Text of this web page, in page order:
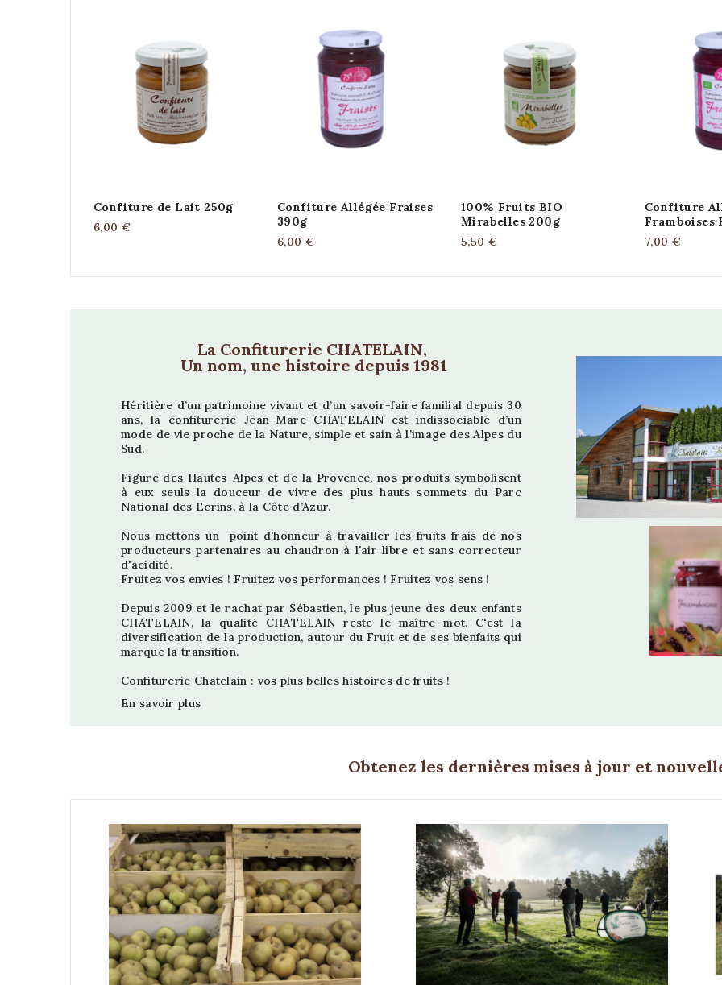
Confiture de Lait 250g
6,00 €
Confiture Allégée Fraises
390g
6,00 €
100% Fruits BIO
Mirabelles 200g
5,50 €
Confiture
Framboises
7,00 €
La Confiturerie CHATELAIN,
Un nom, une histoire depuis 1981
Héritière d’un patrimoine vivant et d’un savoir-faire familial depuis 30
ans, la confiturerie Jean-Marc CHATELAIN est indissociable d’un
mode de vie proche de la Nature, simple et sain à l’image des Alpes du
Sud.
Figure des Hautes-Alpes et de la Provence, nos produits symbolisent
à eux seuls la douceur de vivre des plus hauts sommets du Parc
National des Ecrins, à la Côte d’Azur.
Nous mettons un point d'honneur à travailler les fruits frais de nos
producteurs partenaires au chaudron à l'air libre et sans correcteur
d'acidité.
Fruitez vos envies ! Fruitez vos performances ! Fruitez vos sens !
Depuis 2009 et le rachat par Sébastien, le plus jeune des deux enfants
CHATELAIN, la qualité CHATELAIN reste le maître mot. C'est la
diversification de la production, autour du Fruit et de ses bienfaits qui
marque la transition.
Confiturerie Chatelain : vos plus belles histoires de fruits !
En savoir plus
Obtenez les dernières mises à jour et